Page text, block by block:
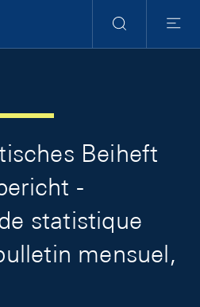
Suche
Menu
Beiheft
-
statistique
mensuel,